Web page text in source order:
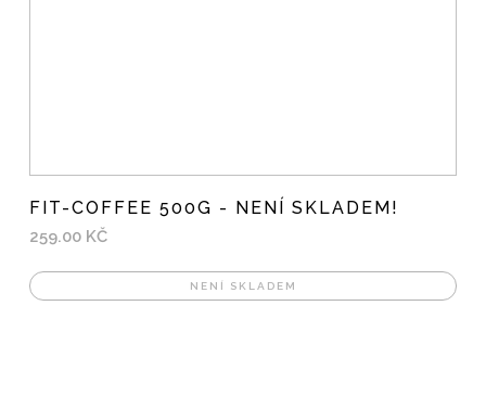
FIT-COFFEE 500G - NENÍ SKLADEM!
259.00 KČ
NENÍ SKLADEM